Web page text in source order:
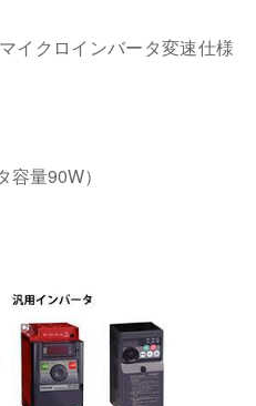
イクロインバータ変速仕様
量90W）